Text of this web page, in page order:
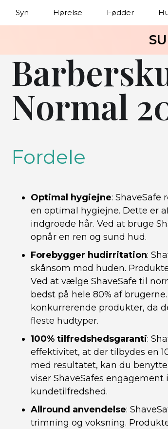
Syn Hørelse Fødder
Normal
Fordele
Optimal hygiejne: ShaveSafe
en optimal hygiejne. Dette er
indgroede hår. Ved at bruge
opnår en ren og sund hud.
Forebygger hudirritation:
skånsom mod huden.
Ved at vælge ShaveSafe til
bedst på hele 80% af
konkurrerende produkter, da
fleste hudtyper.
100% tilfredshedsgaranti:
effektivitet, at der tilbydes en
med resultatet, kan du
viser ShaveSafes
kundetilfredshed.
Allround anvendelse:
trimning og voksning.